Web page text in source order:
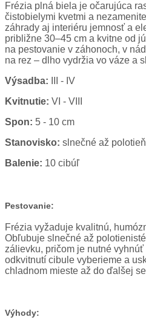
Frézia plná biela je očarujúca
čistobielymi kvetmi a
záhrady aj interiéru jemnosť a
približne 30–45 cm a kvitne od
na pestovanie v záhonoch, v
na rez – dlho vydržia vo váze a
Výsadba: III - IV
Kvitnutie: VI - VIII
Spon: 5 - 10 cm
Stanovisko: slnečné až polotieň
Balenie: 10 cibúľ
Pestovanie:
Frézia vyžaduje kvalitnú,
Obľubuje slnečné až
zálievku, pričom je nutné
odkvitnutí cibule vyberieme a
chladnom mieste až do ďalšej
Výhody: